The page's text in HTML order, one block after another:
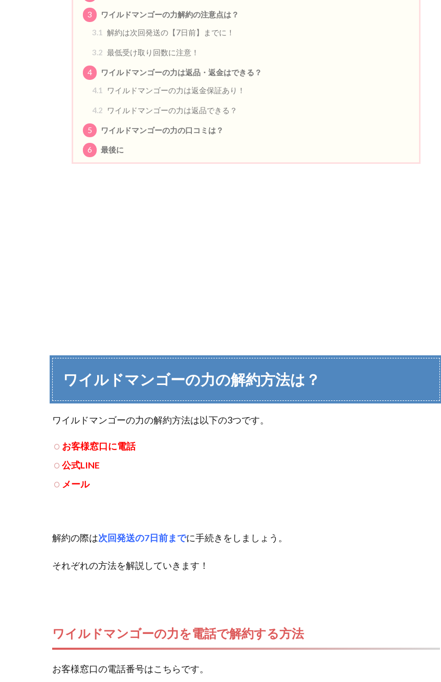
3
ワイルドマンゴーの力解約の注意点は？
3.1
解約は次回発送の【7日前】までに！
3.2 最低受け取り回数に注意！
4
ワイルドマンゴーの力は返品・返金はできる？
4.1
ワイルドマンゴーの力は返金保証あり！
4.2 ワイルドマンゴーの力は返品できる？
5 ワイルドマンゴーの力の口コミは？
6 最後に
ワイルドマンゴーの力の解約方法は？
ワイルドマンゴーの力の解約方法は以下の3つです。
お客様窓口に電話
公式LINE
メール
解約の際は次回発送の7日前までに手続きをしましょう。
それぞれの方法を解説していきます！
ワイルドマンゴーの力を電話で解約する方法
お客様窓口の電話番号はこちらです。